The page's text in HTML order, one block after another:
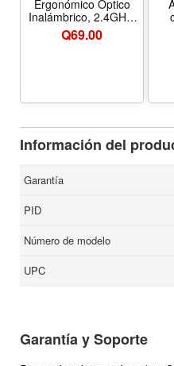
Ergonómico Óptico
Inalámbrico, 2.4GHz,
1600dpi, Color Rojo,
Klever
Q69.00
Información del
Garantía
PID
Número de modelo
UPC
Garantía y Soporte